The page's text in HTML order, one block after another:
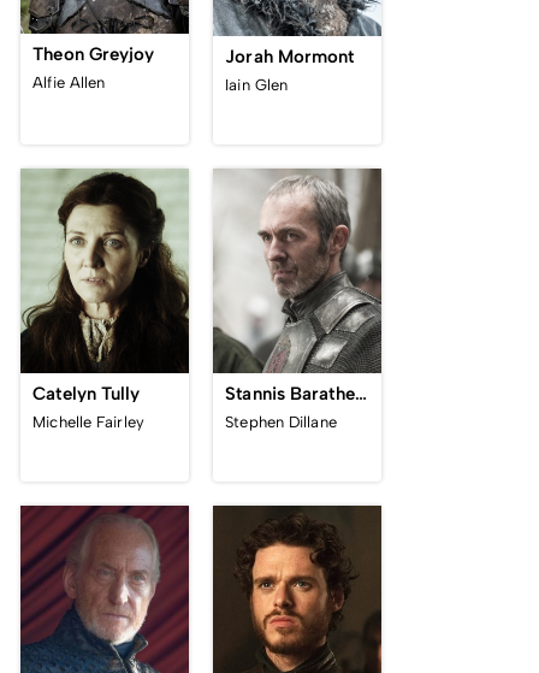
Theon Greyjoy
Alfie Allen
Jorah Mormont
Iain Glen
Catelyn Tully
Michelle Fairley
Stannis Baratheon
Stephen Dillane